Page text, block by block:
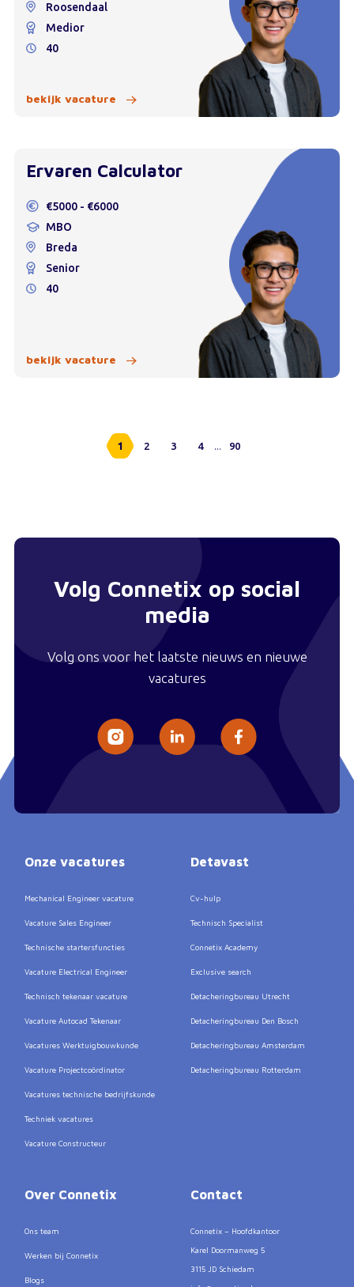
Roosendaal
Medior
40
bekijk vacature
Ervaren Calculator
€5000 - €6000
MBO
Breda
Senior
40
bekijk vacature
1 2 3 4 ... 90
Volg Connetix op social
media
Volg ons voor het laatste nieuws en nieuwe
vacatures
Onze vacatures
Mechanical Engineer vacature
Vacature Sales Engineer
Technische startersfuncties
Vacature Electrical Engineer
Technisch tekenaar vacature
Vacature Autocad Tekenaar
Vacatures Werktuigbouwkunde
Vacature Projectcoördinator
Vacatures technische bedrijfskunde
Techniek vacatures
Vacature Constructeur
Detavast
Cv-hulp
Technisch Specialist
Connetix Academy
Exclusive search
Detacheringbureau Utrecht
Detacheringbureau Den Bosch
Detacheringbureau Amsterdam
Detacheringbureau Rotterdam
Over Connetix
Ons team
Werken bij Connetix
Blogs
Contact
Connetix – Hoofdkantoor
Karel Doormanweg 5
3115 JD Schiedam